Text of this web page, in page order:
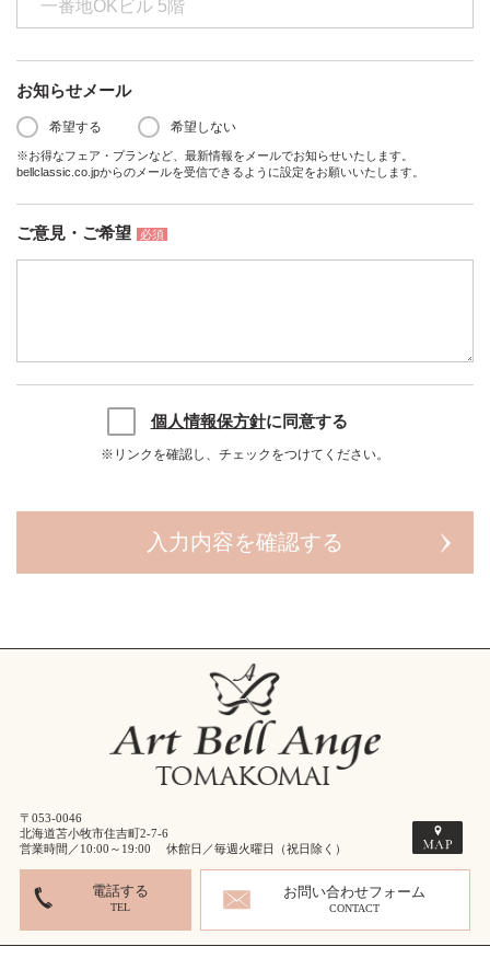
お知らせメール
希望する 希望しない
※お得なフェア・プランなど、最新情報をメールでお知らせいたします。
bellclassic.co.jpからのメールを受信できるように設定をお願いいたします。
ご意見・ご希望 必須
個人情報保方針に同意する
※リンクを確認し、チェックをつけてください。
〒053-0046
北海道苫小牧市住吉町2-7-6
営業時間／10:00～19:00 休館日／毎週火曜日（祝日除く）
電話する
TEL
お問い合わせフォーム
CONTACT